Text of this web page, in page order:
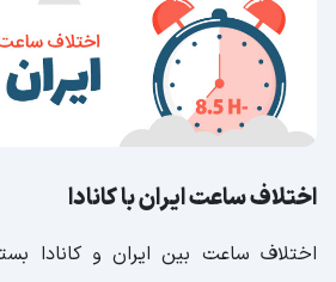
اختلاف ساعت ایران با کانادا
اختلاف ساعت بین ایران و کانادا